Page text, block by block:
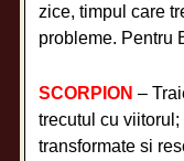
zice, timpul care
probleme. Pentru
SCORPION –
trecutul cu
transformate si